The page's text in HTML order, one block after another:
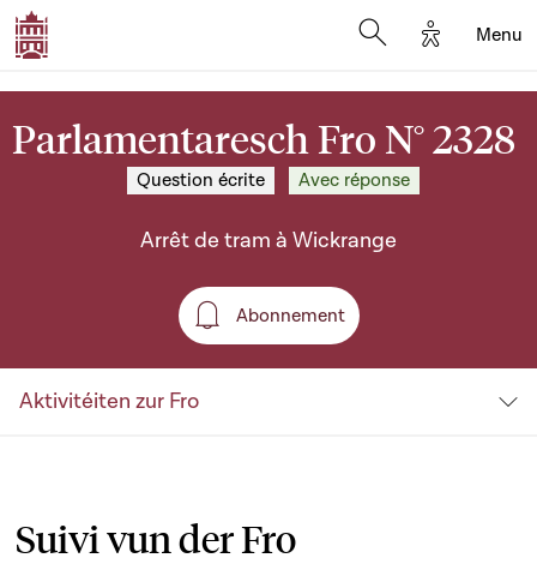
Options
Menu
Parlamentaresch Fro N° 2328
Question écrite Avec réponse
Arrêt de tram à Wickrange
Abonnement
Abonnement
Aktivitéiten zur Fro
Suivi vun der Fro